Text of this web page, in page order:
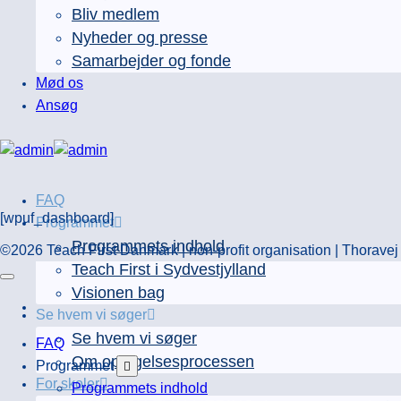
Bliv medlem
Nyheder og presse
Samarbejder og fonde
Mød os
Ansøg
FAQ
Programmet
Programmets indhold
Teach First i Sydvestjylland
Visionen bag
Se hvem vi søger
Se hvem vi søger
Om optagelsesprocessen
For skoler
[wpuf_dashboard]
©2026 Teach First Danmark | non-profit organisation |
FAQ
Programmet
Programmets indhold